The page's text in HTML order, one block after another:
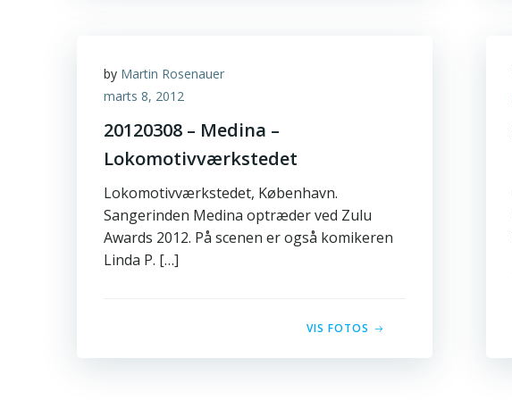
by Martin Rosenauer
marts 8, 2012
20120308 – Medina –
Lokomotivværkstedet
Lokomotivværkstedet, København.
Sangerinden Medina optræder ved Zulu
Awards 2012. På scenen er også komikeren
Linda P. […]
VIS FOTOS